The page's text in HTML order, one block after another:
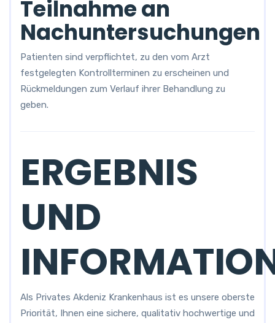
Teilnahme an
Nachuntersuchungen
Patienten sind verpflichtet, zu den vom Arzt
festgelegten Kontrollterminen zu erscheinen und
Rückmeldungen zum Verlauf ihrer Behandlung zu
geben.
ERGEBNIS
UND
Als Privates Akdeniz Krankenhaus ist es unsere oberste
Priorität, Ihnen eine sichere, qualitativ hochwertige und